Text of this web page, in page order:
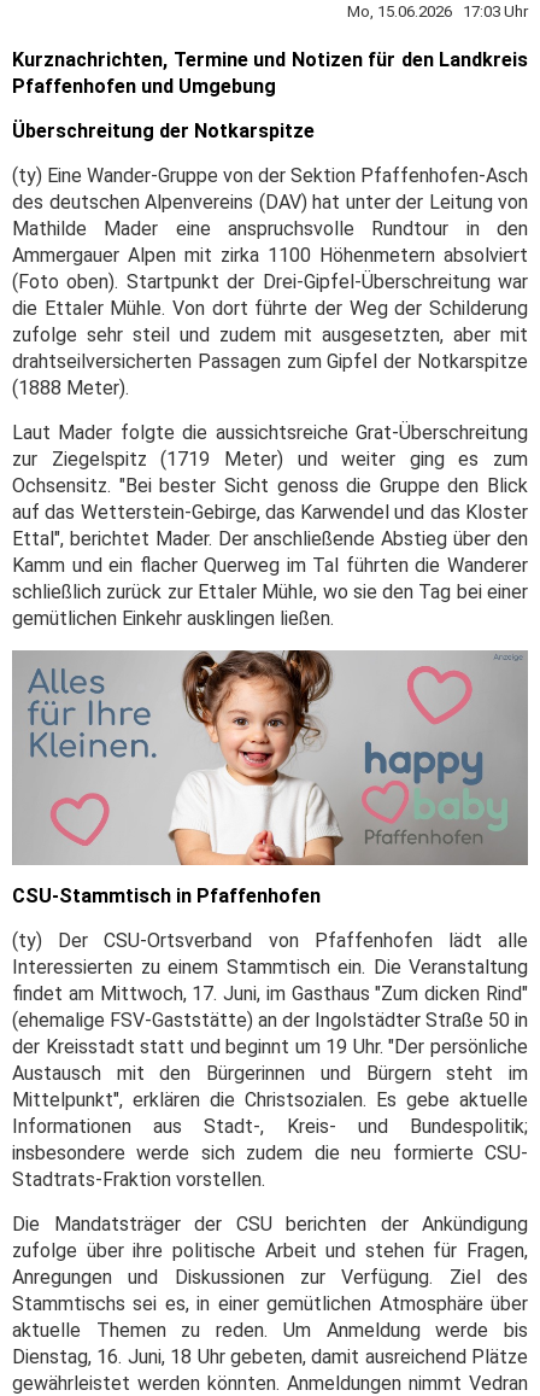
Mo, 15.06.2026 17:03 Uhr
Kurznachrichten, Termine und Notizen für den Landkreis
Pfaffenhofen und Umgebung
Überschreitung der Notkarspitze
(ty) Eine Wander-Gruppe von der Sektion Pfaffenhofen-Asch
des deutschen Alpenvereins (DAV) hat unter der Leitung von
Mathilde Mader eine anspruchsvolle Rundtour in den
Ammergauer Alpen mit zirka 1100 Höhenmetern absolviert
(Foto oben). Startpunkt der Drei-Gipfel-Überschreitung war
die Ettaler Mühle. Von dort führte der Weg der Schilderung
zufolge sehr steil und zudem mit ausgesetzten, aber mit
drahtseilversicherten Passagen zum Gipfel der Notkarspitze
(1888 Meter).
Laut Mader folgte die aussichtsreiche Grat-Überschreitung
zur Ziegelspitz (1719 Meter) und weiter ging es zum
Ochsensitz. "Bei bester Sicht genoss die Gruppe den Blick
auf das Wetterstein-Gebirge, das Karwendel und das Kloster
Ettal", berichtet Mader. Der anschließende Abstieg über den
Kamm und ein flacher Querweg im Tal führten die Wanderer
schließlich zurück zur Ettaler Mühle, wo sie den Tag bei einer
gemütlichen Einkehr ausklingen ließen.
CSU-Stammtisch in Pfaffenhofen
(ty) Der CSU-Ortsverband von Pfaffenhofen lädt alle
Interessierten zu einem Stammtisch ein. Die Veranstaltung
findet am Mittwoch, 17. Juni, im Gasthaus "Zum dicken Rind"
(ehemalige FSV-Gaststätte) an der Ingolstädter Straße 50 in
der Kreisstadt statt und beginnt um 19 Uhr. "Der persönliche
Austausch mit den Bürgerinnen und Bürgern steht im
Mittelpunkt", erklären die Christsozialen. Es gebe aktuelle
Informationen aus Stadt-, Kreis- und Bundespolitik;
insbesondere werde sich zudem die neu formierte CSU-
Stadtrats-Fraktion vorstellen.
Die Mandatsträger der CSU berichten der Ankündigung
zufolge über ihre politische Arbeit und stehen für Fragen,
Anregungen und Diskussionen zur Verfügung. Ziel des
Stammtischs sei es, in einer gemütlichen Atmosphäre über
aktuelle Themen zu reden. Um Anmeldung werde bis
Dienstag, 16. Juni, 18 Uhr gebeten, damit ausreichend Plätze
gewährleistet werden könnten. Anmeldungen nimmt Vedran